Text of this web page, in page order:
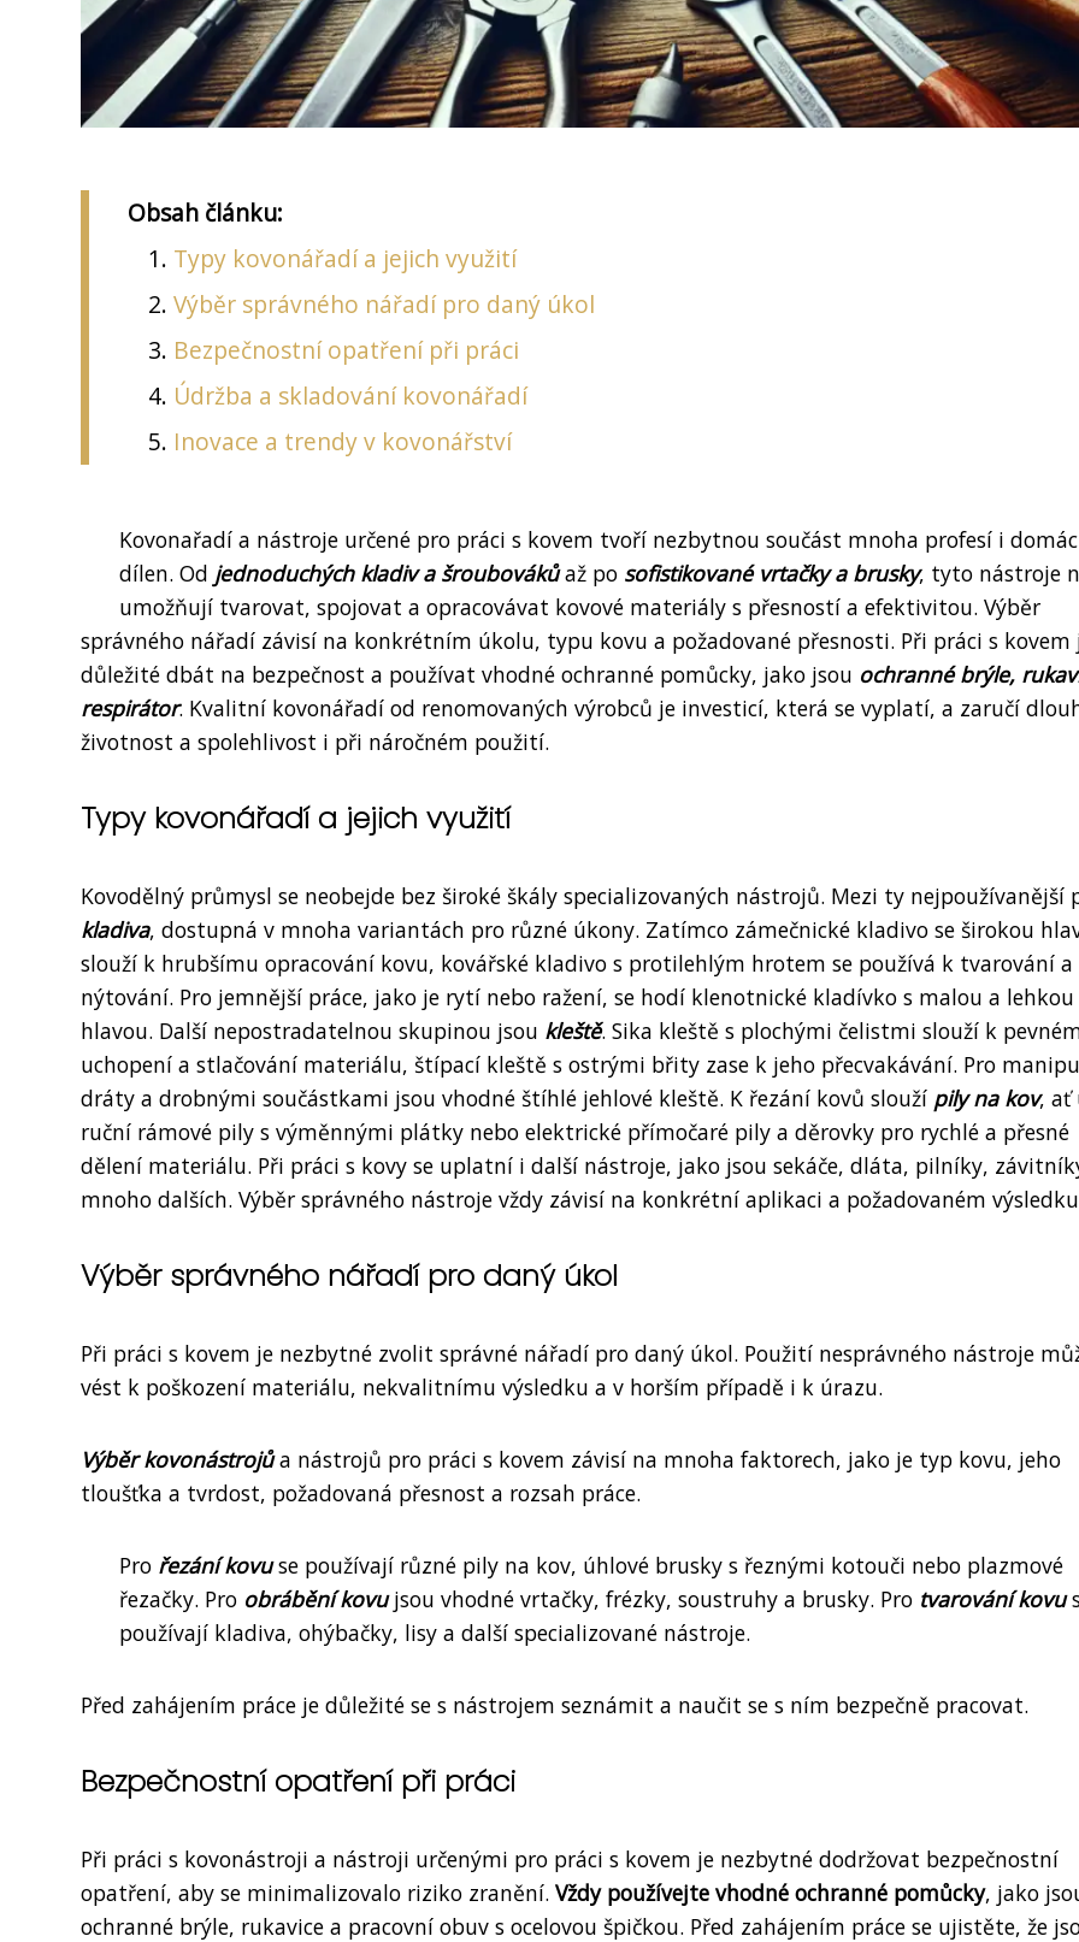
Obsah článku:
Typy kovonářadí a jejich využití
Výběr správného nářadí pro daný úkol
Bezpečnostní opatření při práci
Údržba a skladování kovonářadí
Inovace a trendy v kovonářství
Kovonařadí a nástroje určené pro práci s kovem tvoří nezbytnou součást mnoha profesí i
dílen. Od jednoduchých kladiv a šroubovákůaž po sofistikované vrtačky a brusky, tyto nástroje
umožňují tvarovat, spojovat a opracovávat kovové materiály s přesností a efektivitou. Výběr
správného nářadí závisí na konkrétním úkolu, typu kovu a požadované přesnosti. Při práci s kovem
důležité dbát na bezpečnost a používat vhodné ochranné pomůcky, jako jsou ochranné brýle,
respirátor. Kvalitní kovonářadí od renomovaných výrobců je investicí, která se vyplatí, a zaručí
životnost a spolehlivost i při náročném použití.
Typy kovonářadí a jejich využití
Kovodělný průmysl se neobejde bez široké škály specializovaných nástrojů. Mezi ty nejpoužívanější
kladiva, dostupná v mnoha variantách pro různé úkony. Zatímco zámečnické kladivo se širokou
slouží k hrubšímu opracování kovu, kovářské kladivo s protilehlým hrotem se používá k tvarování a
nýtování. Pro jemnější práce, jako je rytí nebo ražení, se hodí klenotnické kladívko s malou a lehkou
hlavou. Další nepostradatelnou skupinou jsou kleště. Sika kleště s plochými čelistmi slouží k
uchopení a stlačování materiálu, štípací kleště s ostrými břity zase k jeho přecvakávání. Pro
dráty a drobnými součástkami jsou vhodné štíhlé jehlové kleště. K řezání kovů slouží pily na kov, ať
ruční rámové pily s výměnnými plátky nebo elektrické přímočaré pily a děrovky pro rychlé a přesné
dělení materiálu. Při práci s kovy se uplatní i další nástroje, jako jsou sekáče, dláta, pilníky,
mnoho dalších. Výběr správného nástroje vždy závisí na konkrétní aplikaci a požadovaném
Výběr správného nářadí pro daný úkol
Při práci s kovem je nezbytné zvolit správné nářadí pro daný úkol. Použití nesprávného nástroje
vést k poškození materiálu, nekvalitnímu výsledku a v horším případě i k úrazu.
Výběr kovonástrojůa nástrojů pro práci s kovem závisí na mnoha faktorech, jako je typ kovu, jeho
tloušťka a tvrdost, požadovaná přesnost a rozsah práce.
Pro řezání kovuse používají různé pily na kov, úhlové brusky s řeznými kotouči nebo plazmové
řezačky. Pro obrábění kovujsou vhodné vrtačky, frézky, soustruhy a brusky. Pro tvarování kovu
používají kladiva, ohýbačky, lisy a další specializované nástroje.
Před zahájením práce je důležité se s nástrojem seznámit a naučit se s ním bezpečně pracovat.
Bezpečnostní opatření při práci
Při práci s kovonástroji a nástroji určenými pro práci s kovem je nezbytné dodržovat bezpečnostní
opatření, aby se minimalizovalo riziko zranění. Vždy používejte vhodné ochranné pomůcky, jako
ochranné brýle, rukavice a pracovní obuv s ocelovou špičkou. Před zahájením práce se ujistěte, že